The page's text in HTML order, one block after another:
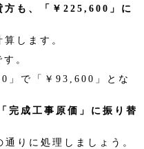
方も、「￥225,600」に
します。
。
で「￥93,600」とな
完成工事原価」に振り替
通りに処理しましょう。